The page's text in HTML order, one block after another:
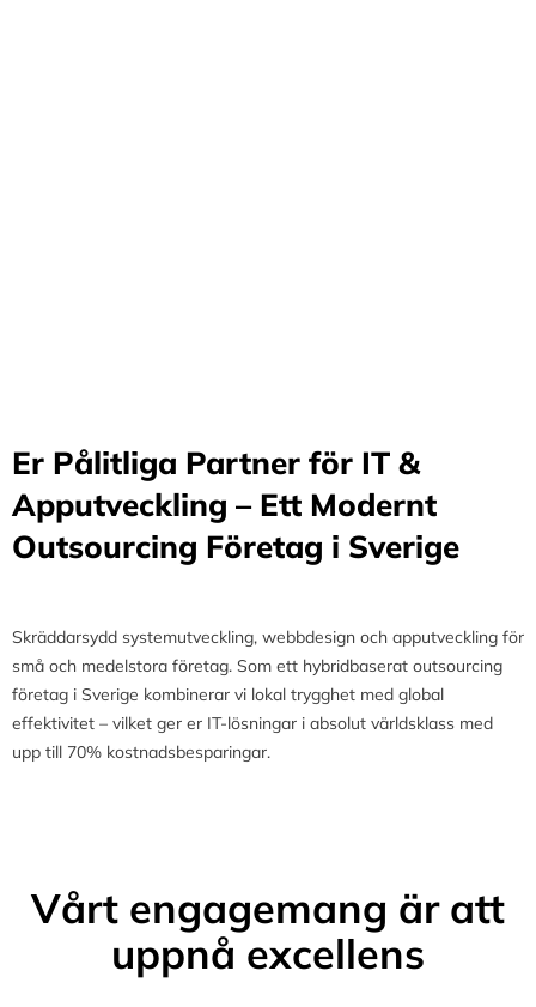
Er Pålitliga Partner för IT &
Apputveckling – Ett Modernt
Outsourcing Företag i Sverige
Skräddarsydd systemutveckling, webbdesign och apputveckling för
små och medelstora företag. Som ett hybridbaserat outsourcing
företag i Sverige kombinerar vi lokal trygghet med global
effektivitet – vilket ger er IT-lösningar i absolut världsklass med
upp till 70% kostnadsbesparingar.
Vårt engagemang är att
uppnå excellens